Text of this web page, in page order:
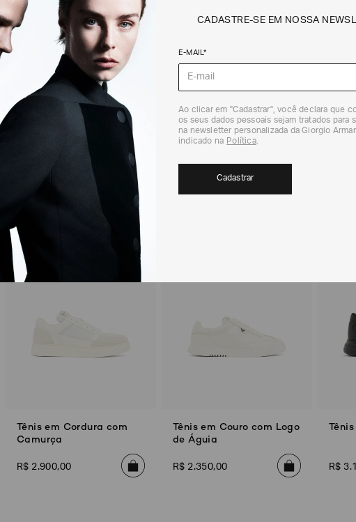
Não sei meu CEP
em consulta.
contados do recebimento dos
(trinta) dias corridos, a partir
Para realizar essa solicitação
Para mais informações sobre
Política de Trocas e Devoluções
RECOMENDADOS
Tênis em Cordura com
Camurça
R$ 2.900,00
Tênis em Couro com Logo
de Águia
R$ 2.350,00
Tênis
R$ 3.
CADASTRE-SE EM NOSSA
E-MAIL*
Ao clicar em "Cadastrar", você declara que
os seus dados pessoais sejam tratados para
na newsletter personalizada da Giorgio
indicado na Política.
Cadastrar